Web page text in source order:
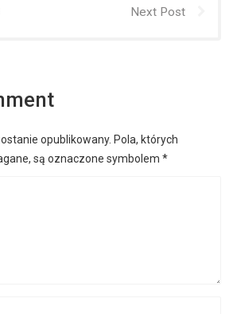
Next Post
opublikowany. Pola, których
są oznaczone symbolem *